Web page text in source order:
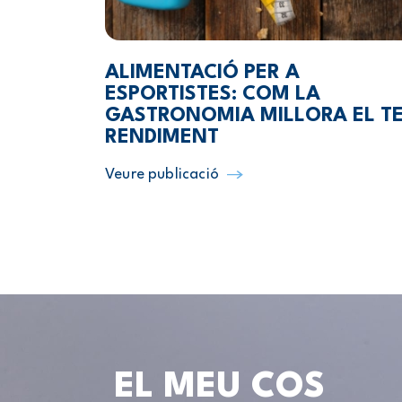
ALIMENTACIÓ PER A
ESPORTISTES: COM LA
GASTRONOMIA MILLORA EL
RENDIMENT
Veure publicació
EL MEU COS